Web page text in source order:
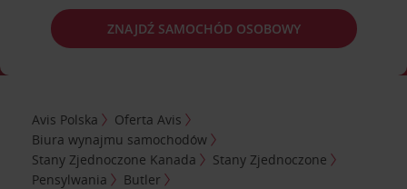
ZNAJDŹ SAMOCHÓD OSOBOWY
Avis Polska
Oferta Avis
Biura wynajmu samochodów
Stany Zjednoczone Kanada
Stany Zjednoczone
Pensylwania
Butler